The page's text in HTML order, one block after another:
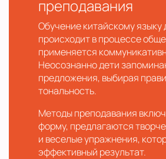
преподавания
Обучение китайскому языку
происходит в процессе
применяется
Неосознанно дети
предложения, выбирая
тональность.
Методы преподавания
форму, предлагаются
и веселые упражнения,
эффективный результат.